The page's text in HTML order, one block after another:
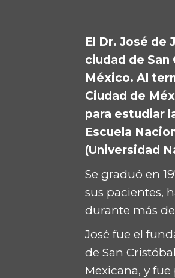
El Dr. José de
ciudad de San
México. Al
Ciudad de
para estudiar
Escuela
(Universidad
Se graduó en
sus pacientes,
durante más
José fue el
de San
Mexicana, y